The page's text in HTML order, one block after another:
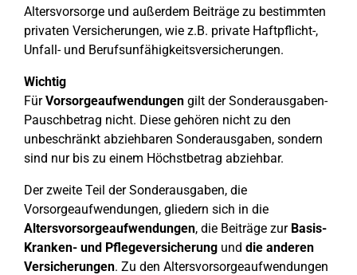
Altersvorsorge und außerdem Beiträge zu bestimmten
privaten Versicherungen, wie z.B. private Haftpflicht-,
Unfall- und Berufsunfähigkeitsversicherungen.
Wichtig
FürVorsorgeaufwendungen gilt der Sonderausgaben-
Pauschbetrag nicht. Diese gehören nicht zu den
unbeschränkt abziehbaren Sonderausgaben, sondern
sind nur bis zu einem Höchstbetrag abziehbar.
Der zweite Teil der Sonderausgaben, die
Vorsorgeaufwendungen, gliedern sich in die
Altersvorsorgeaufwendungen, die Beiträge zurBasis-
Kranken- und Pflegeversicherung und die anderen
Versicherungen. Zu den Altersvorsorgeaufwendungen